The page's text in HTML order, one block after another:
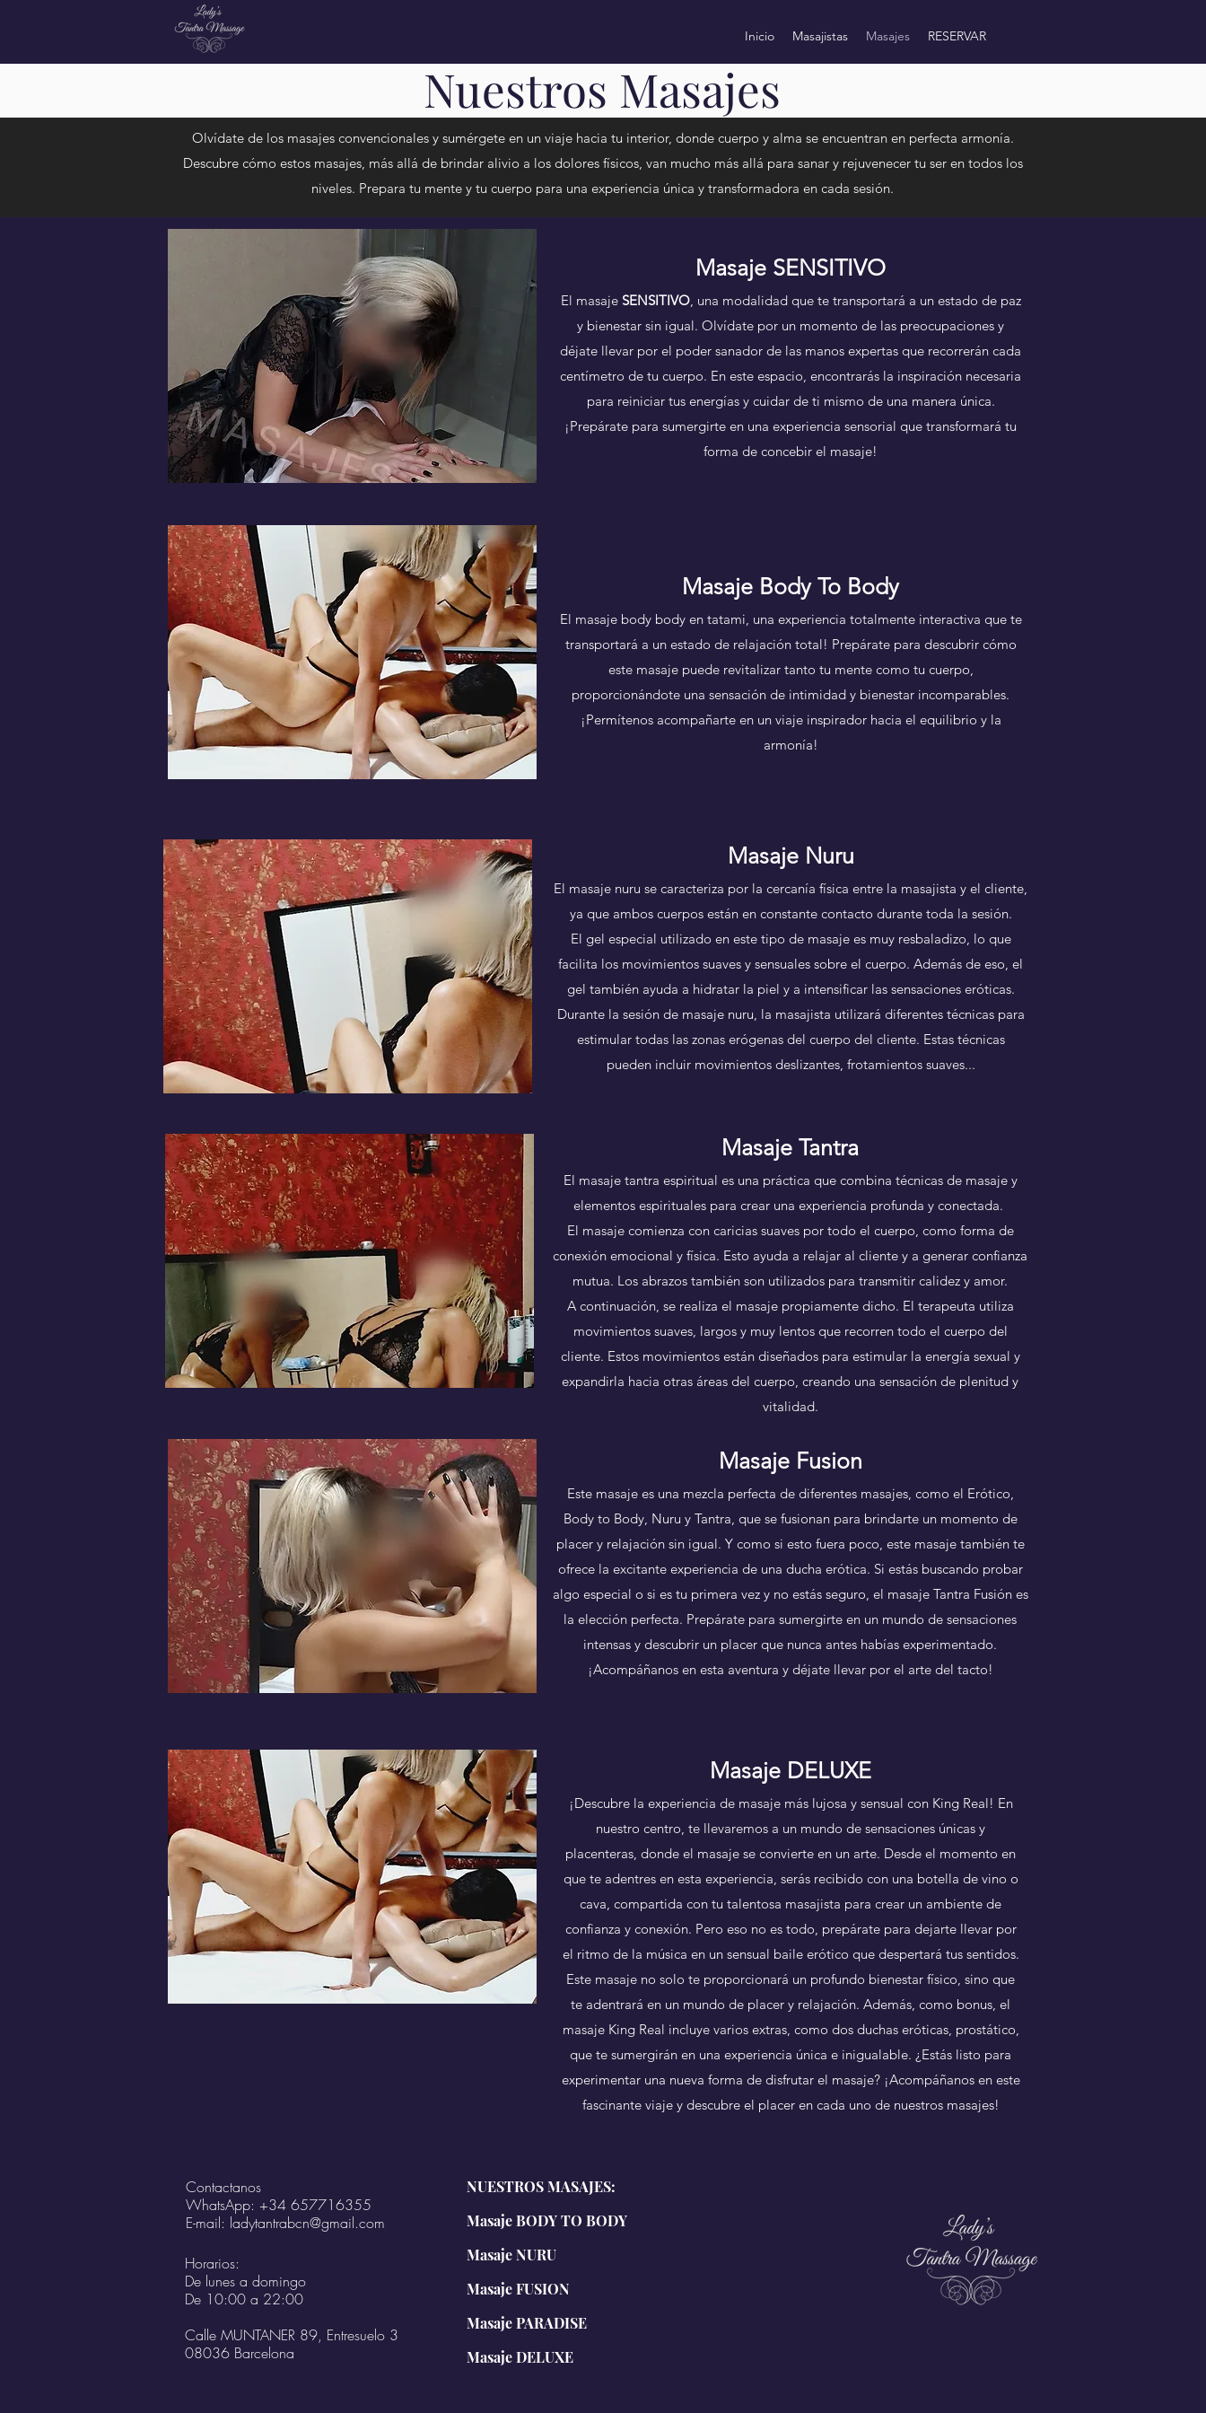
Inicio Masajistas Masajes RESERVAR
Nuestros Masajes
Olvídate de los masajes convencionales y sumérgete en un viaje hacia tu interior, donde cuerpo y alma se encuentran en perfecta armonía.
Descubre cómo estos masajes, más allá de brindar alivio a los dolores físicos, van mucho más allá para sanar y rejuvenecer tu ser en todos los
niveles. Prepara tu mente y tu cuerpo para una experiencia única y transformadora en cada sesión.
Masaje SENSITIVO
El masaje SENSITIVO, una modalidad que te transportará a un estado de paz
y bienestar sin igual. Olvídate por un momento de las preocupaciones y
déjate llevar por el poder sanador de las manos expertas que recorrerán cada
centímetro de tu cuerpo. En este espacio, encontrarás la inspiración necesaria
para reiniciar tus energías y cuidar de ti mismo de una manera única.
¡Prepárate para sumergirte en una experiencia sensorial que transformará tu
forma de concebir el masaje!
Masaje Body To Body
El masaje body body en tatami, una experiencia totalmente interactiva que te
transportará a un estado de relajación total! Prepárate para descubrir cómo
este masaje puede revitalizar tanto tu mente como tu cuerpo,
proporcionándote una sensación de intimidad y bienestar incomparables.
¡Permítenos acompañarte en un viaje inspirador hacia el equilibrio y la
armonía!
Masaje Nuru
El masaje nuru se caracteriza por la cercanía física entre la masajista y el cliente,
ya que ambos cuerpos están en constante contacto durante toda la sesión.
El gel especial utilizado en este tipo de masaje es muy resbaladizo, lo que
facilita los movimientos suaves y sensuales sobre el cuerpo. Además de eso, el
gel también ayuda a hidratar la piel y a intensificar las sensaciones eróticas.
Durante la sesión de masaje nuru, la masajista utilizará diferentes técnicas para
estimular todas las zonas erógenas del cuerpo del cliente. Estas técnicas
pueden incluir movimientos deslizantes, frotamientos suaves...
Masaje Tantra
El masaje tantra espiritual es una práctica que combina técnicas de masaje y
elementos espirituales para crear una experiencia profunda y conectada.
El masaje comienza con caricias suaves por todo el cuerpo, como forma de
conexión emocional y física. Esto ayuda a relajar al cliente y a generar confianza
mutua. Los abrazos también son utilizados para transmitir calidez y amor.
A continuación, se realiza el masaje propiamente dicho. El terapeuta utiliza
movimientos suaves, largos y muy lentos que recorren todo el cuerpo del
cliente. Estos movimientos están diseñados para estimular la energía sexual y
expandirla hacia otras áreas del cuerpo, creando una sensación de plenitud y
vitalidad.
Masaje Fusion
Este masaje es una mezcla perfecta de diferentes masajes, como el Erótico,
Body to Body, Nuru y Tantra, que se fusionan para brindarte un momento de
placer y relajación sin igual. Y como si esto fuera poco, este masaje también te
ofrece la excitante experiencia de una ducha erótica. Si estás buscando probar
algo especial o si es tu primera vez y no estás seguro, el masaje Tantra Fusión es
la elección perfecta. Prepárate para sumergirte en un mundo de sensaciones
intensas y descubrir un placer que nunca antes habías experimentado.
¡Acompáñanos en esta aventura y déjate llevar por el arte del tacto!
Masaje DELUXE
¡Descubre la experiencia de masaje más lujosa y sensual con King Real! En
nuestro centro, te llevaremos a un mundo de sensaciones únicas y
placenteras, donde el masaje se convierte en un arte. Desde el momento en
que te adentres en esta experiencia, serás recibido con una botella de vino o
cava, compartida con tu talentosa masajista para crear un ambiente de
confianza y conexión. Pero eso no es todo, prepárate para dejarte llevar por
el ritmo de la música en un sensual baile erótico que despertará tus sentidos.
Este masaje no solo te proporcionará un profundo bienestar físico, sino que
te adentrará en un mundo de placer y relajación. Además, como bonus, el
masaje King Real incluye varios extras, como dos duchas eróticas, prostático,
que te sumergirán en una experiencia única e inigualable. ¿Estás listo para
experimentar una nueva forma de disfrutar el masaje? ¡Acompáñanos en este
fascinante viaje y descubre el placer en cada uno de nuestros masajes!
Contactanos
WhatsApp: +34 657716355
E-mail: ladytantrabcn@gmail.com
Horarios:
De lunes a domingo
De 10:00 a 22:00
Calle MUNTANER 89, Entresuelo 3
08036 Barcelona
NUESTROS MASAJES:
Masaje BODY TO BODY
Masaje NURU
Masaje FUSION
Masaje PARADISE
Masaje DELUXE